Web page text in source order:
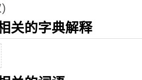
关的字典解释